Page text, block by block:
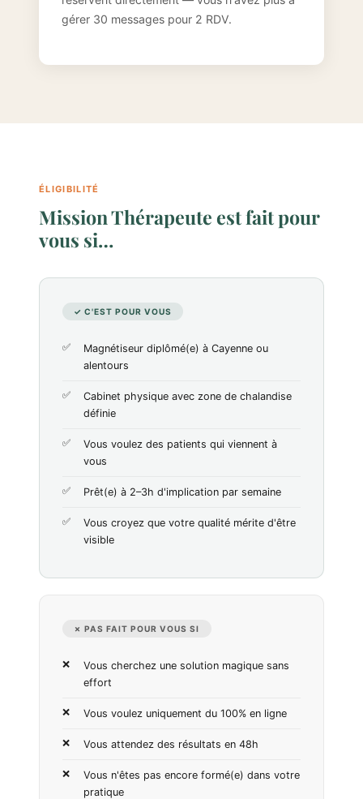
gérer 30 messages pour 2 RDV.
ÉLIGIBILITÉ
Mission Thérapeute est fait pour
vous si…
✓ C'EST POUR VOUS
Magnétiseur diplômé(e) à Cayenne ou
alentours
Cabinet physique avec zone de chalandise
définie
Vous voulez des patients qui viennent à
vous
Prêt(e) à 2–3h d'implication par semaine
Vous croyez que votre qualité mérite d'être
visible
✗ PAS FAIT POUR VOUS SI
Vous cherchez une solution magique sans
effort
Vous voulez uniquement du 100% en ligne
Vous attendez des résultats en 48h
Vous n'êtes pas encore formé(e) dans votre
pratique